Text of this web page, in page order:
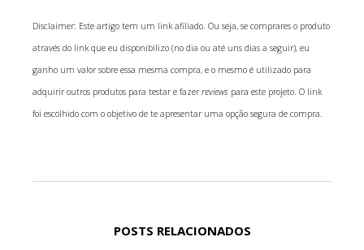
Disclaimer: Este artigo tem um link afiliado. Ou seja, se comprares o produto
através do link que eu disponibilizo (no dia ou até uns dias a seguir), eu
ganho um valor sobre essa mesma compra, e o mesmo é utilizado para
adquirir outros produtos para testar e fazerreviews para este projeto. O link
foi escolhido com o objetivo de te apresentar uma opção segura de compra.
POSTS RELACIONADOS